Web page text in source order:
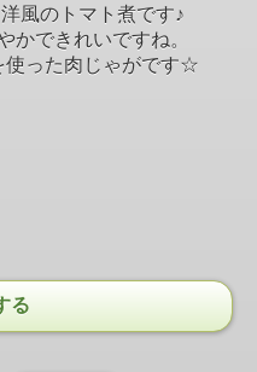
風のトマト煮です♪
かできれいですね。
使った肉じゃがです☆
る